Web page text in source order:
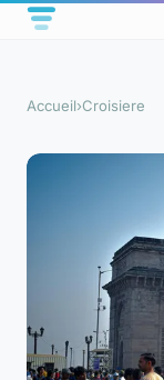
Accueil›Croisiere